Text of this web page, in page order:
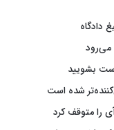
بشویید
شده است
را متوقف کرد